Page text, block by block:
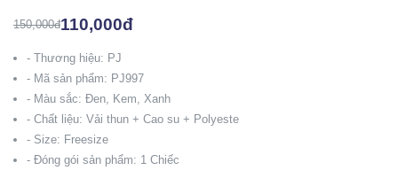
150,000đ110,000đ
- Thương hiệu: PJ
- Mã sản phẩm: PJ997
- Màu sắc: Đen, Kem, Xanh
- Chất liệu: Vải thun + Cao su + Polyeste
- Size: Freesize
- Đóng gói sản phẩm: 1 Chiếc